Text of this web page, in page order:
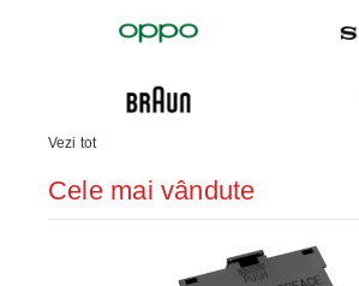
Vezi tot
Cele mai vândute